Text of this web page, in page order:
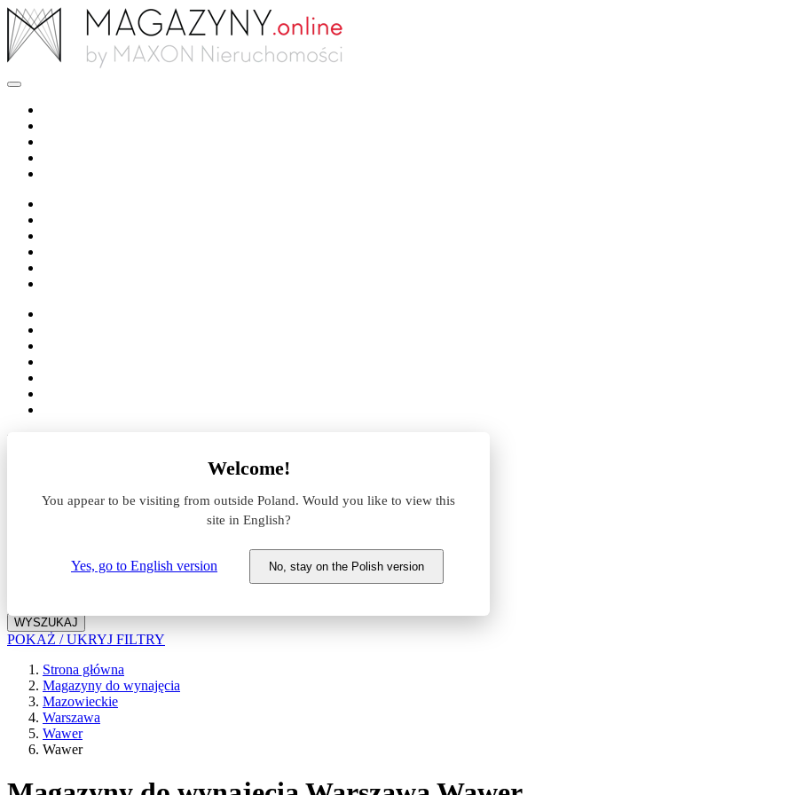
Welcome!
You appear to be visiting from outside Poland. Would you like to view this
site in English?
Yes, go to English version No, stay on the Polish version
Lokalizacja
Nazwa magazynu
WYSZUKAJ
POKAŻ / UKRYJ FILTRY
Strona główna
Magazyny do wynajęcia
Mazowieckie
Warszawa
Wawer
Wawer